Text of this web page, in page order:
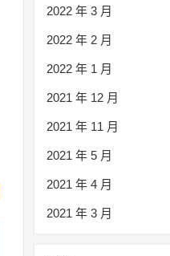
2022 年 3 月
2022 年 2 月
2022 年 1 月
2021 年 12 月
2021 年 11 月
2021 年 5 月
2021 年 4 月
2021 年 3 月